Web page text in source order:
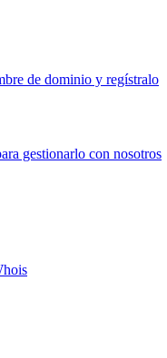
de dominio y regístralo
gestionarlo con nosotros